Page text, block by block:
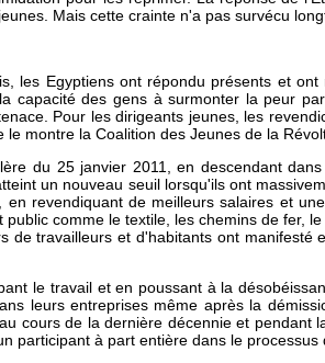
Mais cette crainte n'a pas survécu
Egyptiens ont répondu présents et
capacité des gens à surmonter la peur
Pour les dirigeants jeunes, les
montre la Coalition des Jeunes de la
du 25 janvier 2011, en descendant
un nouveau seuil lorsqu'ils ont
revendiquant de meilleurs salaires et
comme le textile, les chemins de fer,
travailleurs et d'habitants ont
le travail et en poussant à la
leurs entreprises même après la
cours de la dernière décennie et pendant
à part entière dans le processus